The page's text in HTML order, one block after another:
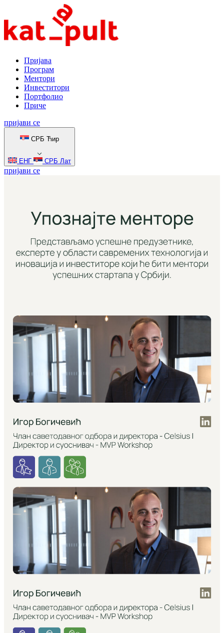
Пријава
Програм
Ментори
Инвеститори
Портфолио
Приче
пријави се
СРБ Ћир
ЕНГ СРБ Лат
пријави се